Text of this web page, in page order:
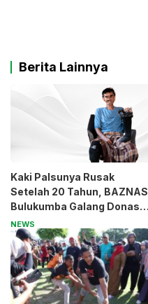
Berita Lainnya
Kaki Palsunya Rusak
Setelah 20 Tahun, BAZNAS
Bulukumba Galang Donasi
untuk Pak Pardi
NEWS